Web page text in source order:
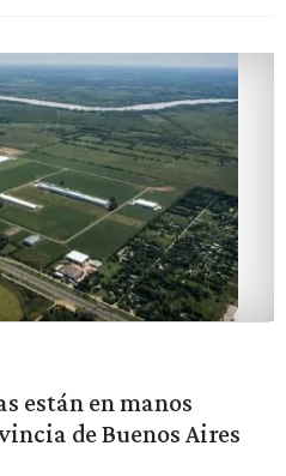
están en manos
de Buenos Aires